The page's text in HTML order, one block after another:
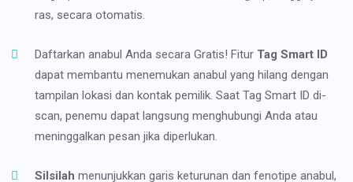
ras, secara otomatis.
Daftarkan anabul Anda secara Gratis! Fitur Tag Smart ID
dapat membantu menemukan anabul yang hilang dengan
tampilan lokasi dan kontak pemilik. Saat Tag Smart ID di-
scan, penemu dapat langsung menghubungi Anda atau
meninggalkan pesan jika diperlukan.
Silsilah menunjukkan garis keturunan dan fenotipe anabul,